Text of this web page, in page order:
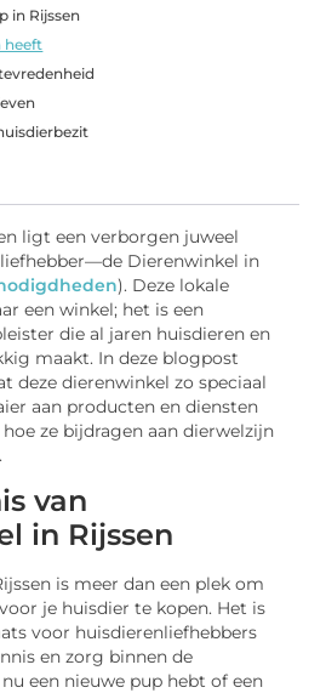
in Rijssen
heeft
ligt een verborgen juweel
Dierenwinkel in
). Deze lokale
een winkel; het is een
die al jaren huisdieren en
maakt. In deze blogpost
deze dierenwinkel zo speciaal
aan producten en diensten
hoe ze bijdragen aan dierwelzijn
van
in Rijssen
is meer dan een plek om
je huisdier te kopen. Het is
voor huisdierenliefhebbers
en zorg binnen de
een nieuwe pup hebt of een